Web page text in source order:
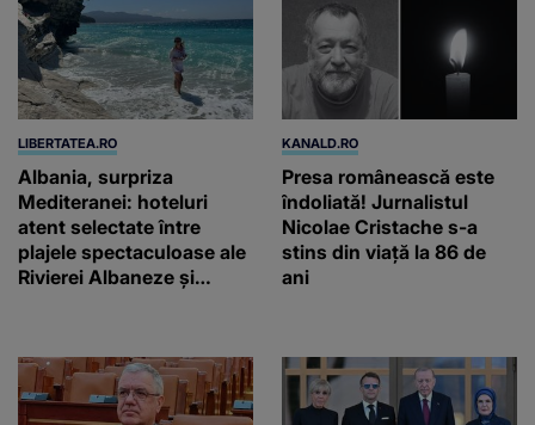
LIBERTATEA.RO
Albania, surpriza
Mediteranei: hoteluri
atent selectate între
plajele spectaculoase ale
Rivierei Albaneze și
KANALD.RO
Presa românească este
îndoliată! Jurnalistul
Nicolae Cristache s-a
stins din viață la 86 de
ani